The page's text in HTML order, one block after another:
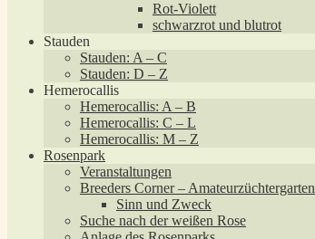
Rot-Violett
schwarzrot und blutrot
Stauden
Stauden: A – C
Stauden: D – Z
Hemerocallis
Hemerocallis: A – B
Hemerocallis: C – L
Hemerocallis: M – Z
Rosenpark
Veranstaltungen
Breeders Corner – Amateurzüchtergarten
Sinn und Zweck
Suche nach der weißen Rose